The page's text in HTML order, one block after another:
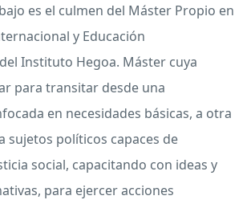
es el culmen del Máster Propio en
y Educación
Instituto Hegoa. Máster cuya
para transitar desde una
en necesidades básicas, a otra
sujetos políticos capaces de
social, capacitando con ideas y
para ejercer acciones